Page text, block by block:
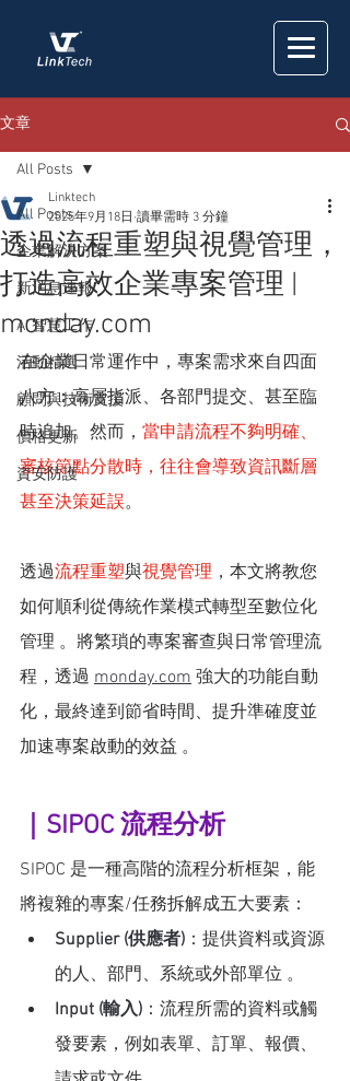
文章
All Posts
企業解決方案
新消息速報
AI 智慧工作
活動精選
顧問與技術支援
價格更新
資安防護
All Posts
透過流程重塑與視覺管理，
打造高效企業專案管理 |
monday.com
Linktech
2025年9月18日 讀畢需時 3 分鐘
在企業日常運作中，專案需求來自四面
八方：高層指派、各部門提交、甚至臨
時追加。然而， 當申請流程不夠明確、
審核節點分散時，往往會導致資訊斷層
甚至決策延誤。
透過流程重塑與視覺管理 ，本文將教您
如何順利從傳統作業模式轉型至數位化
管理 。將繁瑣的專案審查與日常管理流
程，透過 monday.com 強大的功能自動
化，最終達到節省時間、提升準確度並
加速專案啟動的效益 。
｜SIPOC 流程分析
SIPOC 是一種高階的流程分析框架，能
將複雜的專案/任務拆解成五大要素：
Supplier (供應者) ：提供資料或資源
的人、部門、系統或外部單位 。
Input (輸入) ：流程所需的資料或觸
發要素，例如表單、訂單、報價、